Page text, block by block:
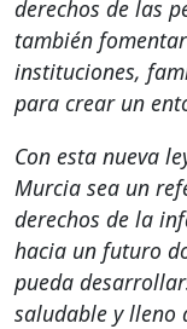
derechos de las
también
instituciones,
para crear un
Con esta nueva
Murcia sea un
derechos de la
hacia un futuro
pueda
saludable y lleno